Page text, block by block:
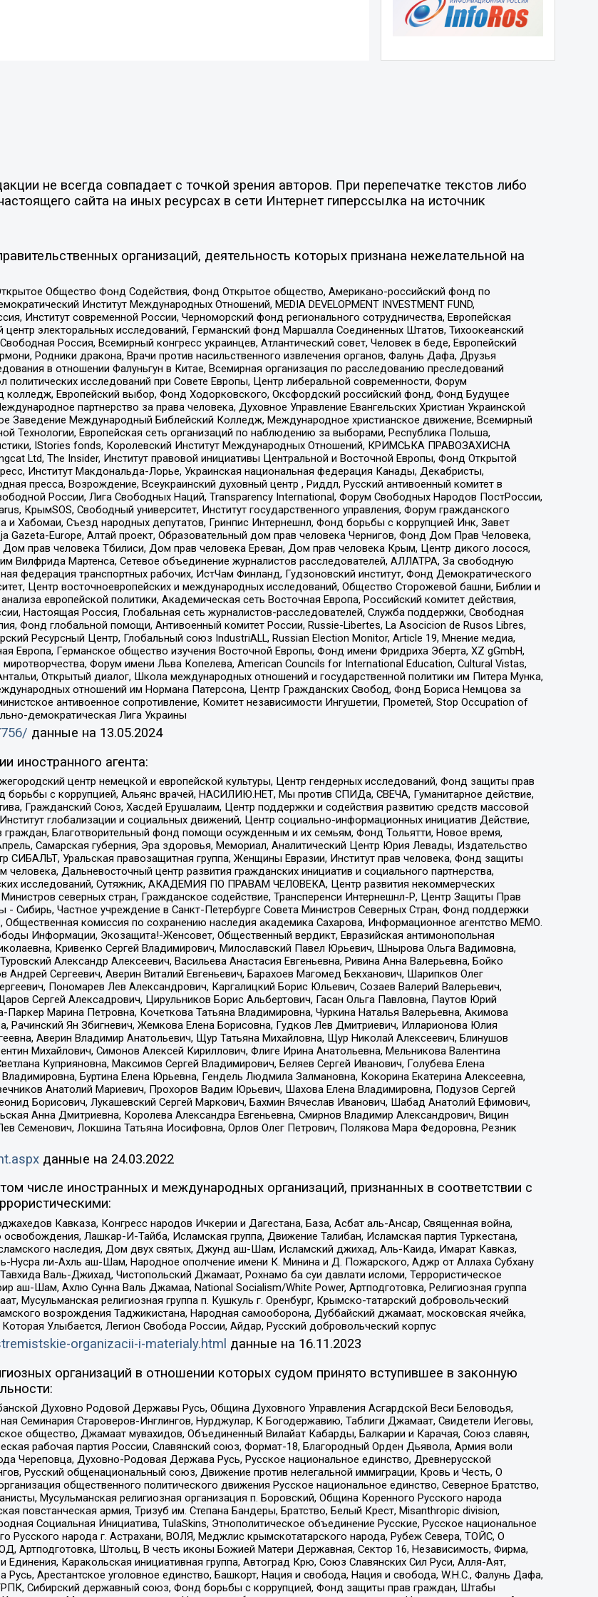
не всегда совпадает с точкой зрения авторов. При перепечатке текстов либо
сайта на иных ресурсах в сети Интернет гиперссылка на источник
организаций, деятельность которых признана нежелательной на
Общество Фонд Содействия, Фонд Открытое общество, Американо-российский фонд по
Институт Международных Отношений, MEDIA DEVELOPMENT INVESTMENT FUND,
Институт современной России, Черноморский фонд регионального сотрудничества, Европейская
электоральных исследований, Германский фонд Маршалла Соединенных Штатов, Тихоокеанский
Россия, Всемирный конгресс украинцев, Атлантический совет, Человек в беде, Европейский
Родники дракона, Врачи против насильственного извлечения органов, Фалунь Дафа, Друзья
в отношении Фалуньгун в Китае, Всемирная организация по расследованию преследований
исследований при Совете Европы, Центр либеральной современности, Форум
колледж, Европейский выбор, Фонд Ходорковского, Оксфордский российский фонд, Фонд Будущее
партнерство за права человека, Духовное Управление Евангельских Христиан Украинской
Заведение Международный Библейский Колледж, Международное христианское движение, Всемирный
Технологии, Европейская сеть организаций по наблюдению за выборами, Республика Польша,
IStories fonds, Королевский Институт Международных Отношений, КРИМСЬКА ПРАВОЗАХИСНА
Ltd, The Insider, Институт правовой инициативы Центральной и Восточной Европы, Фонд Открытой
Институт Макдональда-Лорье, Украинская национальная федерация Канады, Декабристы,
пресса, Возрождение, Всеукраинский духовный центр , Риддл, Русский антивоенный комитет в
России, Лига Свободных Наций, Transparеncy International, Форум Свободных Народов ПостРоссии,
КрымSOS, Свободный университет, Институт государственного управления, Форум гражданского
Хабомаи, Съезд народных депутатов, Гринпис Интернешнл, Фонд борьбы с коррупцией Инк, Завет
Gazeta-Europe, Алтай проект, Образовательный дом прав человека Чернигов, Фонд Дом Прав Человека,
прав человека Тбилиси, Дом прав человека Ереван, Дом прав человека Крым, Центр дикого лосося,
Вилфрида Мартенса, Сетевое объединение журналистов расследователей, АЛЛАТРА, За свободную
федерация транспортных рабочих, ИстЧам Финланд, Гудзоновский институт, Фонд Демократического
Центр восточноевропейских и международных исследований, Общество Сторожевой башни, Библии и
европейской политики, Академическая сеть Восточная Европа, Российский комитет действия,
Настоящая Россия, Глобальная сеть журналистов-расследователей, Служба поддержки, Свободная
Фонд глобальной помощи, Антивоенный комитет России, Russie-Libertes, La Asocicion de Rusos Libres,
Ресурсный Центр, Глобальный союз IndustriALL, Russian Election Monitor, Article 19, Мнение медиа,
Европа, Германское общество изучения Восточной Европы, Фонд имени Фридриха Эберта, XZ gGmbH,
Форум имени Льва Копелева, American Councils for International Education, Cultural Vistas,
Открытый диалог, Школа международных отношений и государственной политики им Питера Мунка,
отношений им Нормана Патерсона, Центр Гражданских Свобод, Фонд Бориса Немцова за
антивоенное сопротивление, Комитет независимости Ингушетии, Прометей, Stop Occupation of
демократическая Лига Украины
данные на 13.05.2024
иностранного агента:
центр немецкой и европейской культуры, Центр гендерных исследований, Фонд защиты прав
борьбы с коррупцией, Альянс врачей, НАСИЛИЮ.НЕТ, Мы против СПИДа, СВЕЧА, Гуманитарное действие,
Гражданский Союз, Хасдей Ерушалаим, Центр поддержки и содействия развитию средств массовой
глобализации и социальных движений, Центр социально-информационных инициатив Действие,
Благотворительный фонд помощи осужденным и их семьям, Фонд Тольятти, Новое время,
Самарская губерния, Эра здоровья, Мемориал, Аналитический Центр Юрия Левады, Издательство
СИБАЛЬТ, Уральская правозащитная группа, Женщины Евразии, Институт прав человека, Фонд защиты
человека, Дальневосточный центр развития гражданских инициатив и социального партнерства,
исследований, Сутяжник, АКАДЕМИЯ ПО ПРАВАМ ЧЕЛОВЕКА, Центр развития некоммерческих
северных стран, Гражданское содействие, Трансперенси Интернешнл-Р, Центр Защиты Прав
Сибирь, Частное учреждение в Санкт-Петербурге Совета Министров Северных Стран, Фонд поддержки
комиссия по сохранению наследия академика Сахарова, Информационное агентство МЕМО.
Информации, Экозащита!-Женсовет, Общественный вердикт, Евразийская антимонопольная
Кривенко Сергей Владимирович, Милославский Павел Юрьевич, Шнырова Ольга Вадимовна,
Александр Алексеевич, Васильева Анастасия Евгеньевна, Ривина Анна Валерьевна, Бойко
Андрей Сергеевич, Аверин Виталий Евгеньевич, Барахоев Магомед Бекханович, Шарипков Олег
Пономарев Лев Александрович, Каргалицкий Борис Юльевич, Созаев Валерий Валерьевич,
Сергей Алексадрович, Цирульников Борис Альбертович, Гасан Ольга Павловна, Паутов Юрий
Марина Петровна, Кочеткова Татьяна Владимировна, Чуркина Наталья Валерьевна, Акимова
Рачинский Ян Збигневич, Жемкова Елена Борисовна, Гудков Лев Дмитриевич, Илларионова Юлия
Аверин Владимир Анатольевич, Щур Татьяна Михайловна, Щур Николай Алексеевич, Блинушов
Михайлович, Симонов Алексей Кириллович, Флиге Ирина Анатольевна, Мельникова Валентина
Куприяновна, Максимов Сергей Владимирович, Беляев Сергей Иванович, Голубева Елена
Буртина Елена Юрьевна, Гендель Людмила Залмановна, Кокорина Екатерина Алексеевна,
Анатолий Мариевич, Прохоров Вадим Юрьевич, Шахова Елена Владимировна, Подузов Сергей
Борисович, Лукашевский Сергей Маркович, Бахмин Вячеслав Иванович, Шабад Анатолий Ефимович,
Анна Дмитриевна, Королева Александра Евгеньевна, Смирнов Владимир Александрович, Вицин
Семенович, Локшина Татьяна Иосифовна, Орлов Олег Петрович, Полякова Мара Федоровна, Резник
данные на 24.03.2022
числе иностранных и международных организаций, признанных в соответствии с
Кавказа, Конгресс народов Ичкерии и Дагестана, База, Асбат аль-Ансар, Священная война,
Лашкар-И-Тайба, Исламская группа, Движение Талибан, Исламская партия Туркестана,
наследия, Дом двух святых, Джунд аш-Шам, Исламский джихад, Аль-Каида, Имарат Кавказ,
Нусра ли-Ахль аш-Шам, Народное ополчение имени К. Минина и Д. Пожарского, Аджр от Аллаха Субхану
Валь-Джихад, Чистопольский Джамаат, Рохнамо ба суи давлати исломи, Террористическое
аш-Шам, Ахлю Сунна Валь Джамаа, National Socialism/White Power, Артподготовка, Религиозная группа
Мусульманская религиозная группа п. Кушкуль г. Оренбург, Крымско-татарский добровольческий
возрождения Таджикистана, Народная самооборона, Дуббайский джамаат, московская ячейка,
Улыбается, Легион Свобода России, Айдар, Русский добровольческий корпус
organizacii-i-materialy.html данные на 16.11.2023
организаций в отношении которых судом принято вступившее в законную
Духовно Родовой Державы Русь, Община Духовного Управления Асгардской Веси Беловодья,
Семинария Староверов-Инглингов, Нурджулар, К Богодержавию, Таблиги Джамаат, Свидетели Иеговы,
общество, Джамаат мувахидов, Объединенный Вилайат Кабарды, Балкарии и Карачая, Союз славян,
рабочая партия России, Славянский союз, Формат-18, Благородный Орден Дьявола, Армия воли
Череповца, Духовно-Родовая Держава Русь, Русское национальное единство, Древнерусской
Русский общенациональный союз, Движение против нелегальной иммиграции, Кровь и Честь, О
общественного политического движения Русское национальное единство, Северное Братство,
Мусульманская религиозная организация п. Боровский, Община Коренного Русского народа
повстанческая армия, Тризуб им. Степана Бандеры, Братство, Белый Крест, Misanthropic division,
Социальная Инициатива, TulaSkins, Этнополитическое объединение Русские, Русское национальное
народа г. Астрахани, ВОЛЯ, Меджлис крымскотатарского народа, Рубеж Севера, ТОЙС, О
Артподготовка, Штольц, В честь иконы Божией Матери Державная, Сектор 16, Независимость, Фирма,
Каракольская инициативная группа, Автоград Крю, Союз Славянских Сил Руси, Алля-Аят,
Русь, Арестантское уголовное единство, Башкорт, Нация и свобода, Нация и свобода, W.H.С., Фалунь Дафа,
Сибирский державный союз, Фонд борьбы с коррупцией, Фонд защиты прав граждан, Штабы